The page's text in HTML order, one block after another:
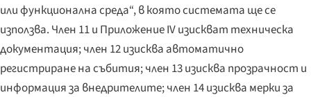
или функционална среда“, в която системата ще се
използва. Член 11 и Приложение IV изискват техническа
документация; член 12 изисква автоматично
регистриране на събития; член 13 изисква прозрачност и
информация за внедрителите; член 14 изисква мерки за